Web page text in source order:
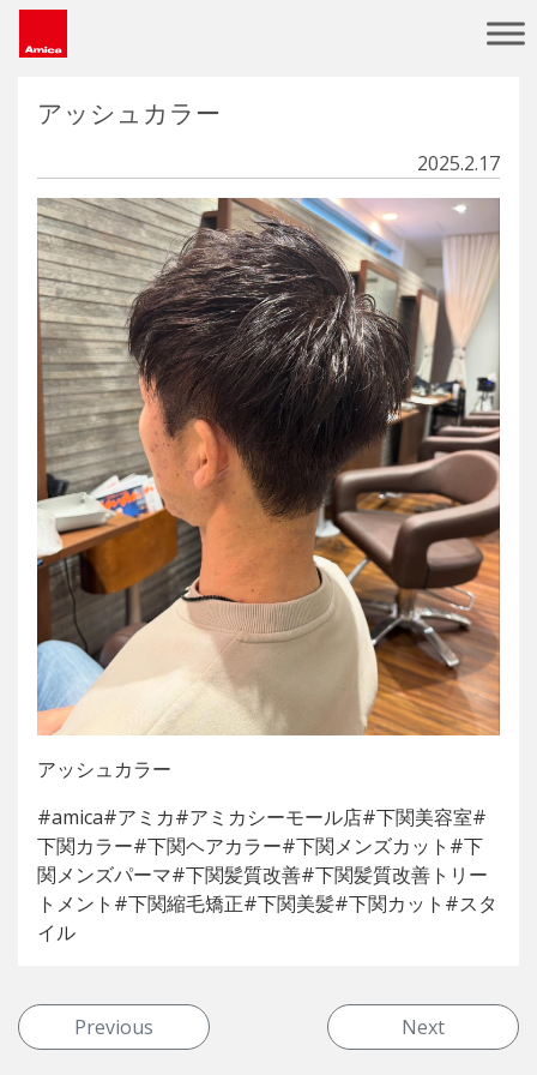
Main Navigation
アッシュカラー
2025.2.17
アッシュカラー
#amica#アミカ#アミカシーモール店#下関美容室#
下関カラー#下関ヘアカラー#下関メンズカット#下
関メンズパーマ#下関髪質改善#下関髪質改善トリー
トメント#下関縮毛矯正#下関美髪#下関カット#スタ
イル
投稿ナビゲーション
Previous Next